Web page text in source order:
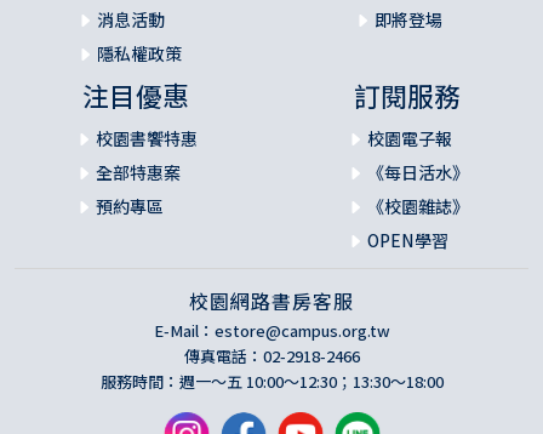
消息活動
隱私權政策
即將登場
注目優惠
校園書饗特惠
全部特惠案
預約專區
訂閱服務
校園電子報
《每日活水》
《校園雜誌》
OPEN學習
校園網路書房客服
E-Mail： estore@campus.org.tw
傳真電話：02-2918-2466
服務時間：週一～五 10:00～12:30；13:30～18:00